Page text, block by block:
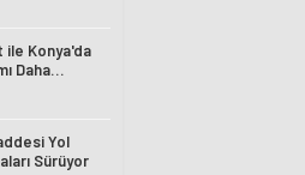
ile Konya'da
Daha
Yol
Sürüyor